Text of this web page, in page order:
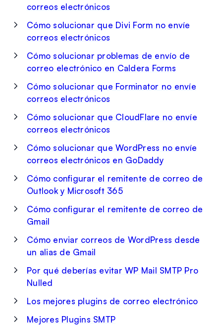
correos electrónicos
Cómo solucionar que Divi Form no envíe
correos electrónicos
Cómo solucionar problemas de envío de
correo electrónico en Caldera Forms
Cómo solucionar que Forminator no envíe
correos electrónicos
Cómo solucionar que CloudFlare no envíe
correos electrónicos
Cómo solucionar que WordPress no envíe
correos electrónicos en GoDaddy
Cómo configurar el remitente de correo de
Outlook y Microsoft 365
Cómo configurar el remitente de correo de
Gmail
Cómo enviar correos de WordPress desde
un alias de Gmail
Por qué deberías evitar WP Mail SMTP Pro
Nulled
Los mejores plugins de correo electrónico
Mejores Plugins SMTP